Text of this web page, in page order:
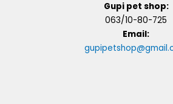
Gupi pet shop:
063/10-80-725
Email: